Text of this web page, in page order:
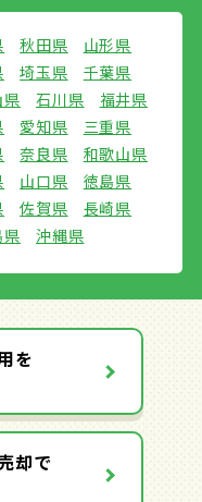
秋田県
山形県
埼玉県
千葉県
県 石川県
福井県
愛知県
三重県
奈良県
和歌山県
山口県
徳島県
佐賀県
長崎県
県 沖縄県
を
却で